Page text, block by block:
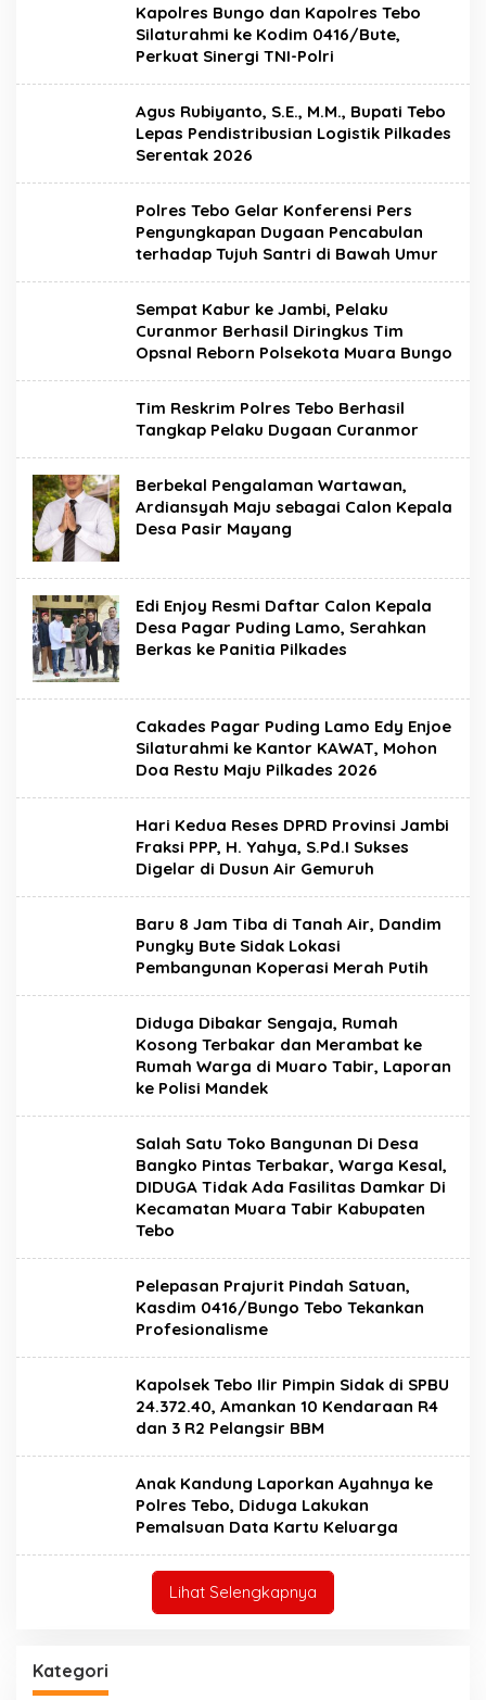
Kapolres Bungo dan Kapolres Tebo
Silaturahmi ke Kodim 0416/Bute,
Perkuat Sinergi TNI-Polri
Agus Rubiyanto, S.E., M.M., Bupati Tebo
Lepas Pendistribusian Logistik Pilkades
Serentak 2026
Polres Tebo Gelar Konferensi Pers
Pengungkapan Dugaan Pencabulan
terhadap Tujuh Santri di Bawah Umur
Sempat Kabur ke Jambi, Pelaku
Curanmor Berhasil Diringkus Tim
Opsnal Reborn Polsekota Muara Bungo
Tim Reskrim Polres Tebo Berhasil
Tangkap Pelaku Dugaan Curanmor
Berbekal Pengalaman Wartawan,
Ardiansyah Maju sebagai Calon Kepala
Desa Pasir Mayang
Edi Enjoy Resmi Daftar Calon Kepala
Desa Pagar Puding Lamo, Serahkan
Berkas ke Panitia Pilkades
Cakades Pagar Puding Lamo Edy Enjoe
Silaturahmi ke Kantor KAWAT, Mohon
Doa Restu Maju Pilkades 2026
Hari Kedua Reses DPRD Provinsi Jambi
Fraksi PPP, H. Yahya, S.Pd.I Sukses
Digelar di Dusun Air Gemuruh
Baru 8 Jam Tiba di Tanah Air, Dandim
Pungky Bute Sidak Lokasi
Pembangunan Koperasi Merah Putih
Diduga Dibakar Sengaja, Rumah
Kosong Terbakar dan Merambat ke
Rumah Warga di Muaro Tabir, Laporan
ke Polisi Mandek
Salah Satu Toko Bangunan Di Desa
Bangko Pintas Terbakar, Warga Kesal,
DIDUGA Tidak Ada Fasilitas Damkar Di
Kecamatan Muara Tabir Kabupaten
Tebo
Pelepasan Prajurit Pindah Satuan,
Kasdim 0416/Bungo Tebo Tekankan
Profesionalisme
Kapolsek Tebo Ilir Pimpin Sidak di SPBU
24.372.40, Amankan 10 Kendaraan R4
dan 3 R2 Pelangsir BBM
Anak Kandung Laporkan Ayahnya ke
Polres Tebo, Diduga Lakukan
Pemalsuan Data Kartu Keluarga
Lihat Selengkapnya
Kategori